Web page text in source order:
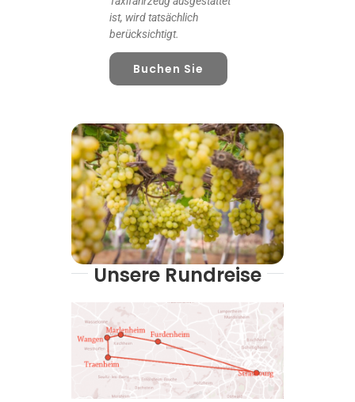
Unsere Rundreise
ist, wird tatsächlich
berücksichtigt.
Buchen Sie